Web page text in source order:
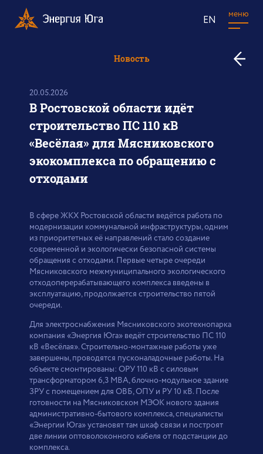
EN меню
Новость
20.05.2026
В Ростовской области идёт
строительство ПС 110 кВ
«Весёлая» для Мясниковского
экокомплекса по обращению с
отходами
В сфере ЖКХ Ростовской области ведётся работа по
модернизации коммунальной инфраструктуры, одним
из приоритетных её направлений стало создание
современной и экологически безопасной системы
обращения с отходами. Первые четыре очереди
Мясниковского межмуниципального экологического
отходоперерабатывающего комплекса введены в
эксплуатацию, продолжается строительство пятой
очереди.
Для электроснабжения Мясниковского экотехнопарка
компания «Энергия Юга» ведёт строительство ПС 110
кВ «Весёлая». Строительно-монтажные работы уже
завершены, проводятся пусконаладочные работы. На
объекте смонтированы: ОРУ 110 кВ с силовым
трансформатором 6,3 МВА, блочно-модульное здание
ЗРУ с помещением для ОВБ, ОПУ и РУ 10 кВ. После
готовности на Мясниковском МЭОК нового здания
административно-бытового комплекса, специалисты
«Энергии Юга» установят там шкаф связи и построят
две линии оптоволоконного кабеля от подстанции до
комплекса.